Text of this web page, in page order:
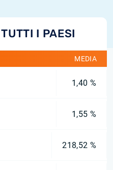
I PAESI
MEDIA
1,40 %
1,55 %
218,52 %